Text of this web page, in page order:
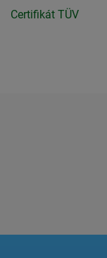
Certifikát TÜV